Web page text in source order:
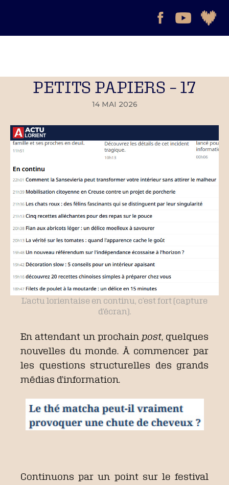
PETITS PAPIERS – 17
14 MAI 2026
L’actu lorientaise en continu, c’est fort (capture
d’écran).
En attendant un prochain post, quelques
nouvelles du monde. À commencer par
les questions structurelles des grands
médias d’information.
Continuons par un point sur le festival